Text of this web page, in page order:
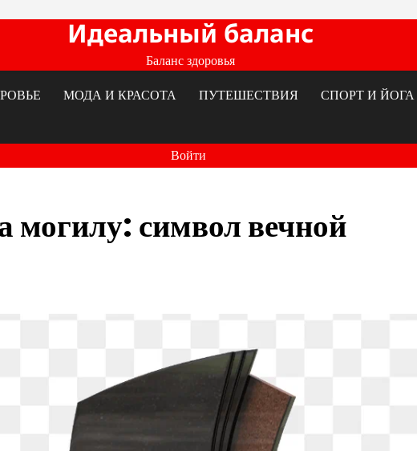
Идеальный баланс
Баланс здоровья
МОДА И КРАСОТА ПУТЕШЕСТВИЯ СПОРТ И ЙОГА
Войти
могилу: символ вечной